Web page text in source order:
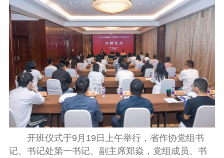
开班仪式于9月19日上午举行，省作协党组书
记、书记处第一书记、副主席郑焱， 党组成员 、书